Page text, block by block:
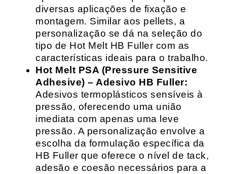
diversas aplicações de fixação e
montagem. Similar aos pellets, a
personalização se dá na seleção do
tipo de Hot Melt HB Fuller com as
características ideais para o trabalho.
Hot Melt PSA (Pressure Sensitive
Adhesive) – Adesivo HB Fuller:
Adesivos termoplásticos sensíveis à
pressão, oferecendo uma união
imediata com apenas uma leve
pressão. A personalização envolve a
escolha da formulação específica da
HB Fuller que oferece o nível de tack,
adesão e coesão necessários para a